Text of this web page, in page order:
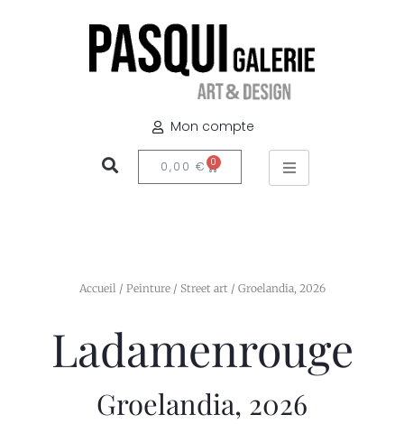
Mon compte
0,00 € 0
Accueil/ Peinture/ Street art/ Groelandia, 2026
Ladamenrouge
Groelandia, 2026